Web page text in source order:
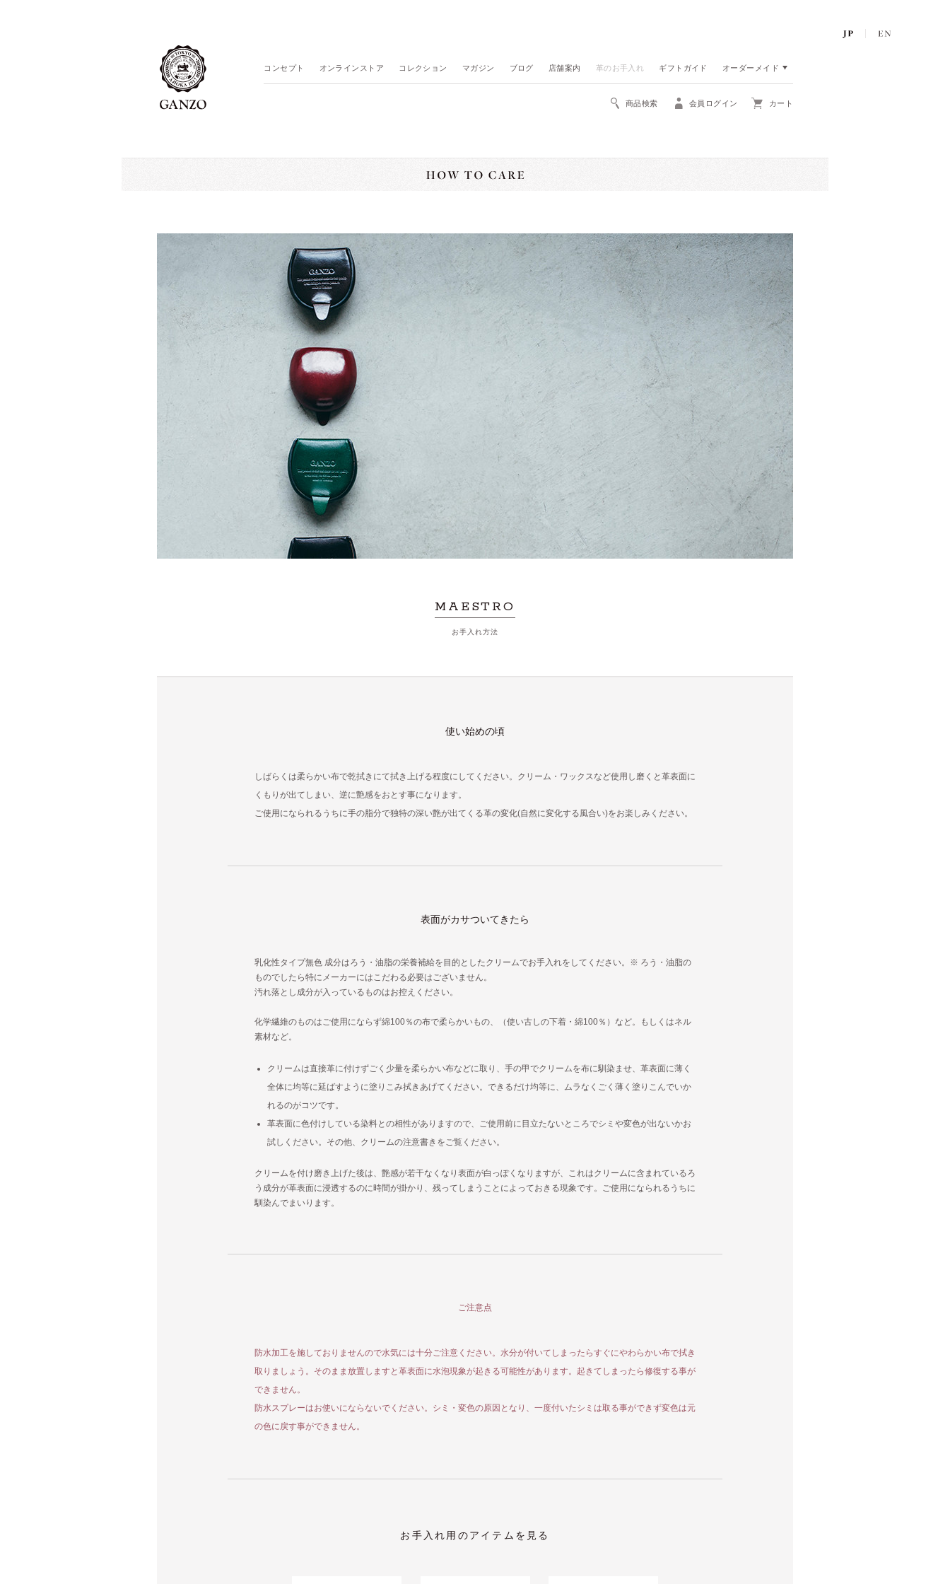
コンセプト オンラインストア コレクション マガジン ブログ 店舗案内 革のお手入れ ギフトガイド オーダーメイド
商品検索 会員ログイン カート
MAESTRO
お手入れ方法
使い始めの頃
しばらくは柔らかい布で乾拭きにて拭き上げる程度にしてください。クリーム・ワックスなど使用し磨くと革表面に
くもりが出てしまい、逆に艶感をおとす事になります。
ご使用になられるうちに手の脂分で独特の深い艶が出てくる革の変化(自然に変化する風合い)をお楽しみください。
表面がカサついてきたら
乳化性タイプ無色 成分はろう・油脂の栄養補給を目的としたクリームでお手入れをしてください。 ※ ろう・油脂の
ものでしたら特にメーカーにはこだわる必要はございません。
汚れ落とし成分が入っているものはお控えください。
化学繊維のものはご使用にならず綿100％の布で柔らかいもの、（使い古しの下着・綿100％）など。もしくはネル
素材など。
クリームは直接革に付けずごく少量を柔らかい布などに取り、手の甲でクリームを布に馴染ませ、革表面に薄く
全体に均等に延ばすように塗りこみ拭きあげてください。できるだけ均等に、ムラなくごく薄く塗りこんでいか
れるのがコツです。
革表面に色付けしている染料との相性がありますので、ご使用前に目立たないところでシミや変色が出ないかお
試しください。その他、クリームの注意書きをご覧ください。
クリームを付け磨き上げた後は、艶感が若干なくなり表面が白っぽくなりますが、これはクリームに含まれているろ
う成分が革表面に浸透するのに時間が掛かり、残ってしまうことによっておきる現象です。ご使用になられるうちに
馴染んでまいります。
ご注意点
防水加工を施しておりませんので水気には十分ご注意ください。水分が付いてしまったらすぐにやわらかい布で拭き
取りましょう。そのまま放置しますと革表面に水泡現象が起きる可能性があります。起きてしまったら修復する事が
できません。
防水スプレーはお使いにならないでください。シミ・変色の原因となり、一度付いたシミは取る事ができず変色は元
の色に戻す事ができません。
お手入れ用のアイテムを見る